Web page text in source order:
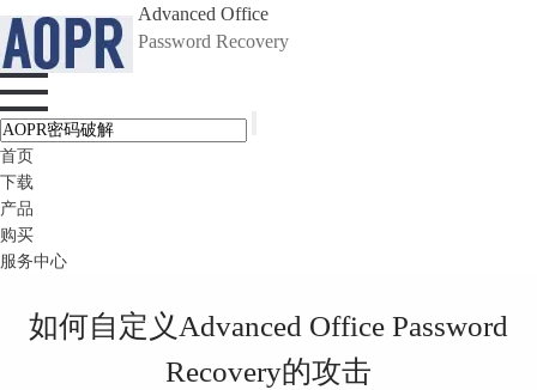
Advanced Office
Password Recovery
首页
下载
产品
购买
服务中心
如何自定义Advanced Office Password
Recovery的攻击